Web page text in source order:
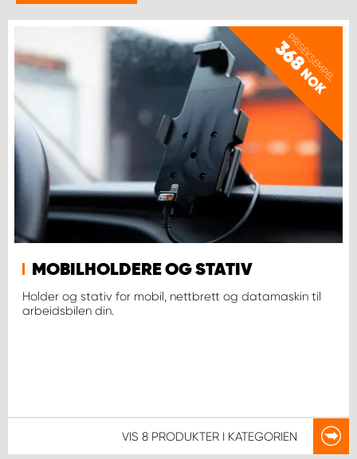
PRISEKSEMPEL
368
NOK
MOBILHOLDERE OG STATIV
Holder og stativ for mobil, nettbrett og datamaskin til
arbeidsbilen din.
VIS 8 PRODUKTER I KATEGORIEN
WORK SYSTEM BERGEN
WORK SYSTEM HAMAR
WORK SYSTEM HORTEN
WORK SYSTEM KEY ACCOUNT
WORK SYSTEM NORWAY
WORK SYSTEM OSLO
WORK SYSTEM STAVANGER
WORK SYSTEM TRONDHEIM